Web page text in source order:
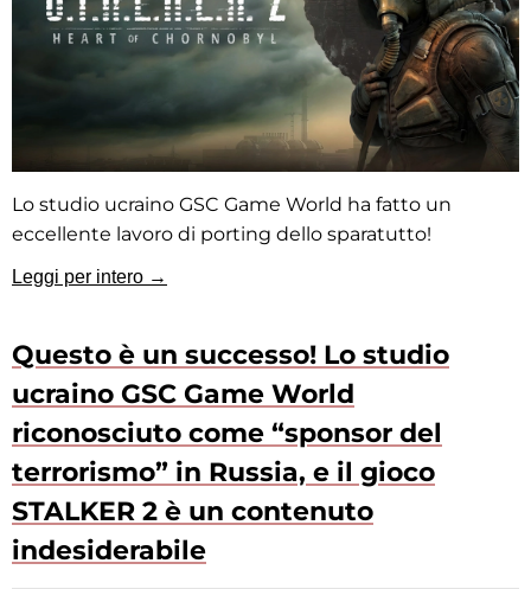
Lo studio ucraino GSC Game World ha fatto un
eccellente lavoro di porting dello sparatutto!
Leggi per intero →
Questo è un successo! Lo studio
ucraino GSC Game World
riconosciuto come “sponsor del
terrorismo” in Russia, e il gioco
STALKER 2 è un contenuto
indesiderabile